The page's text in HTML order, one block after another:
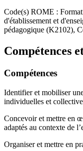
Code(s) ROME :
d'établissement et
pédagogique (K2102),
Compétences
Compétences
Identifier et mobiliser
individuelles et
Concevoir et mettre en
adaptés au contexte de
Organiser et mettre en